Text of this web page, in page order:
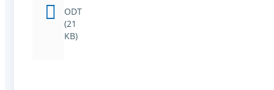
ODT
(21
KB)